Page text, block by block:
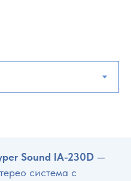
Sound IA-230D —
система с